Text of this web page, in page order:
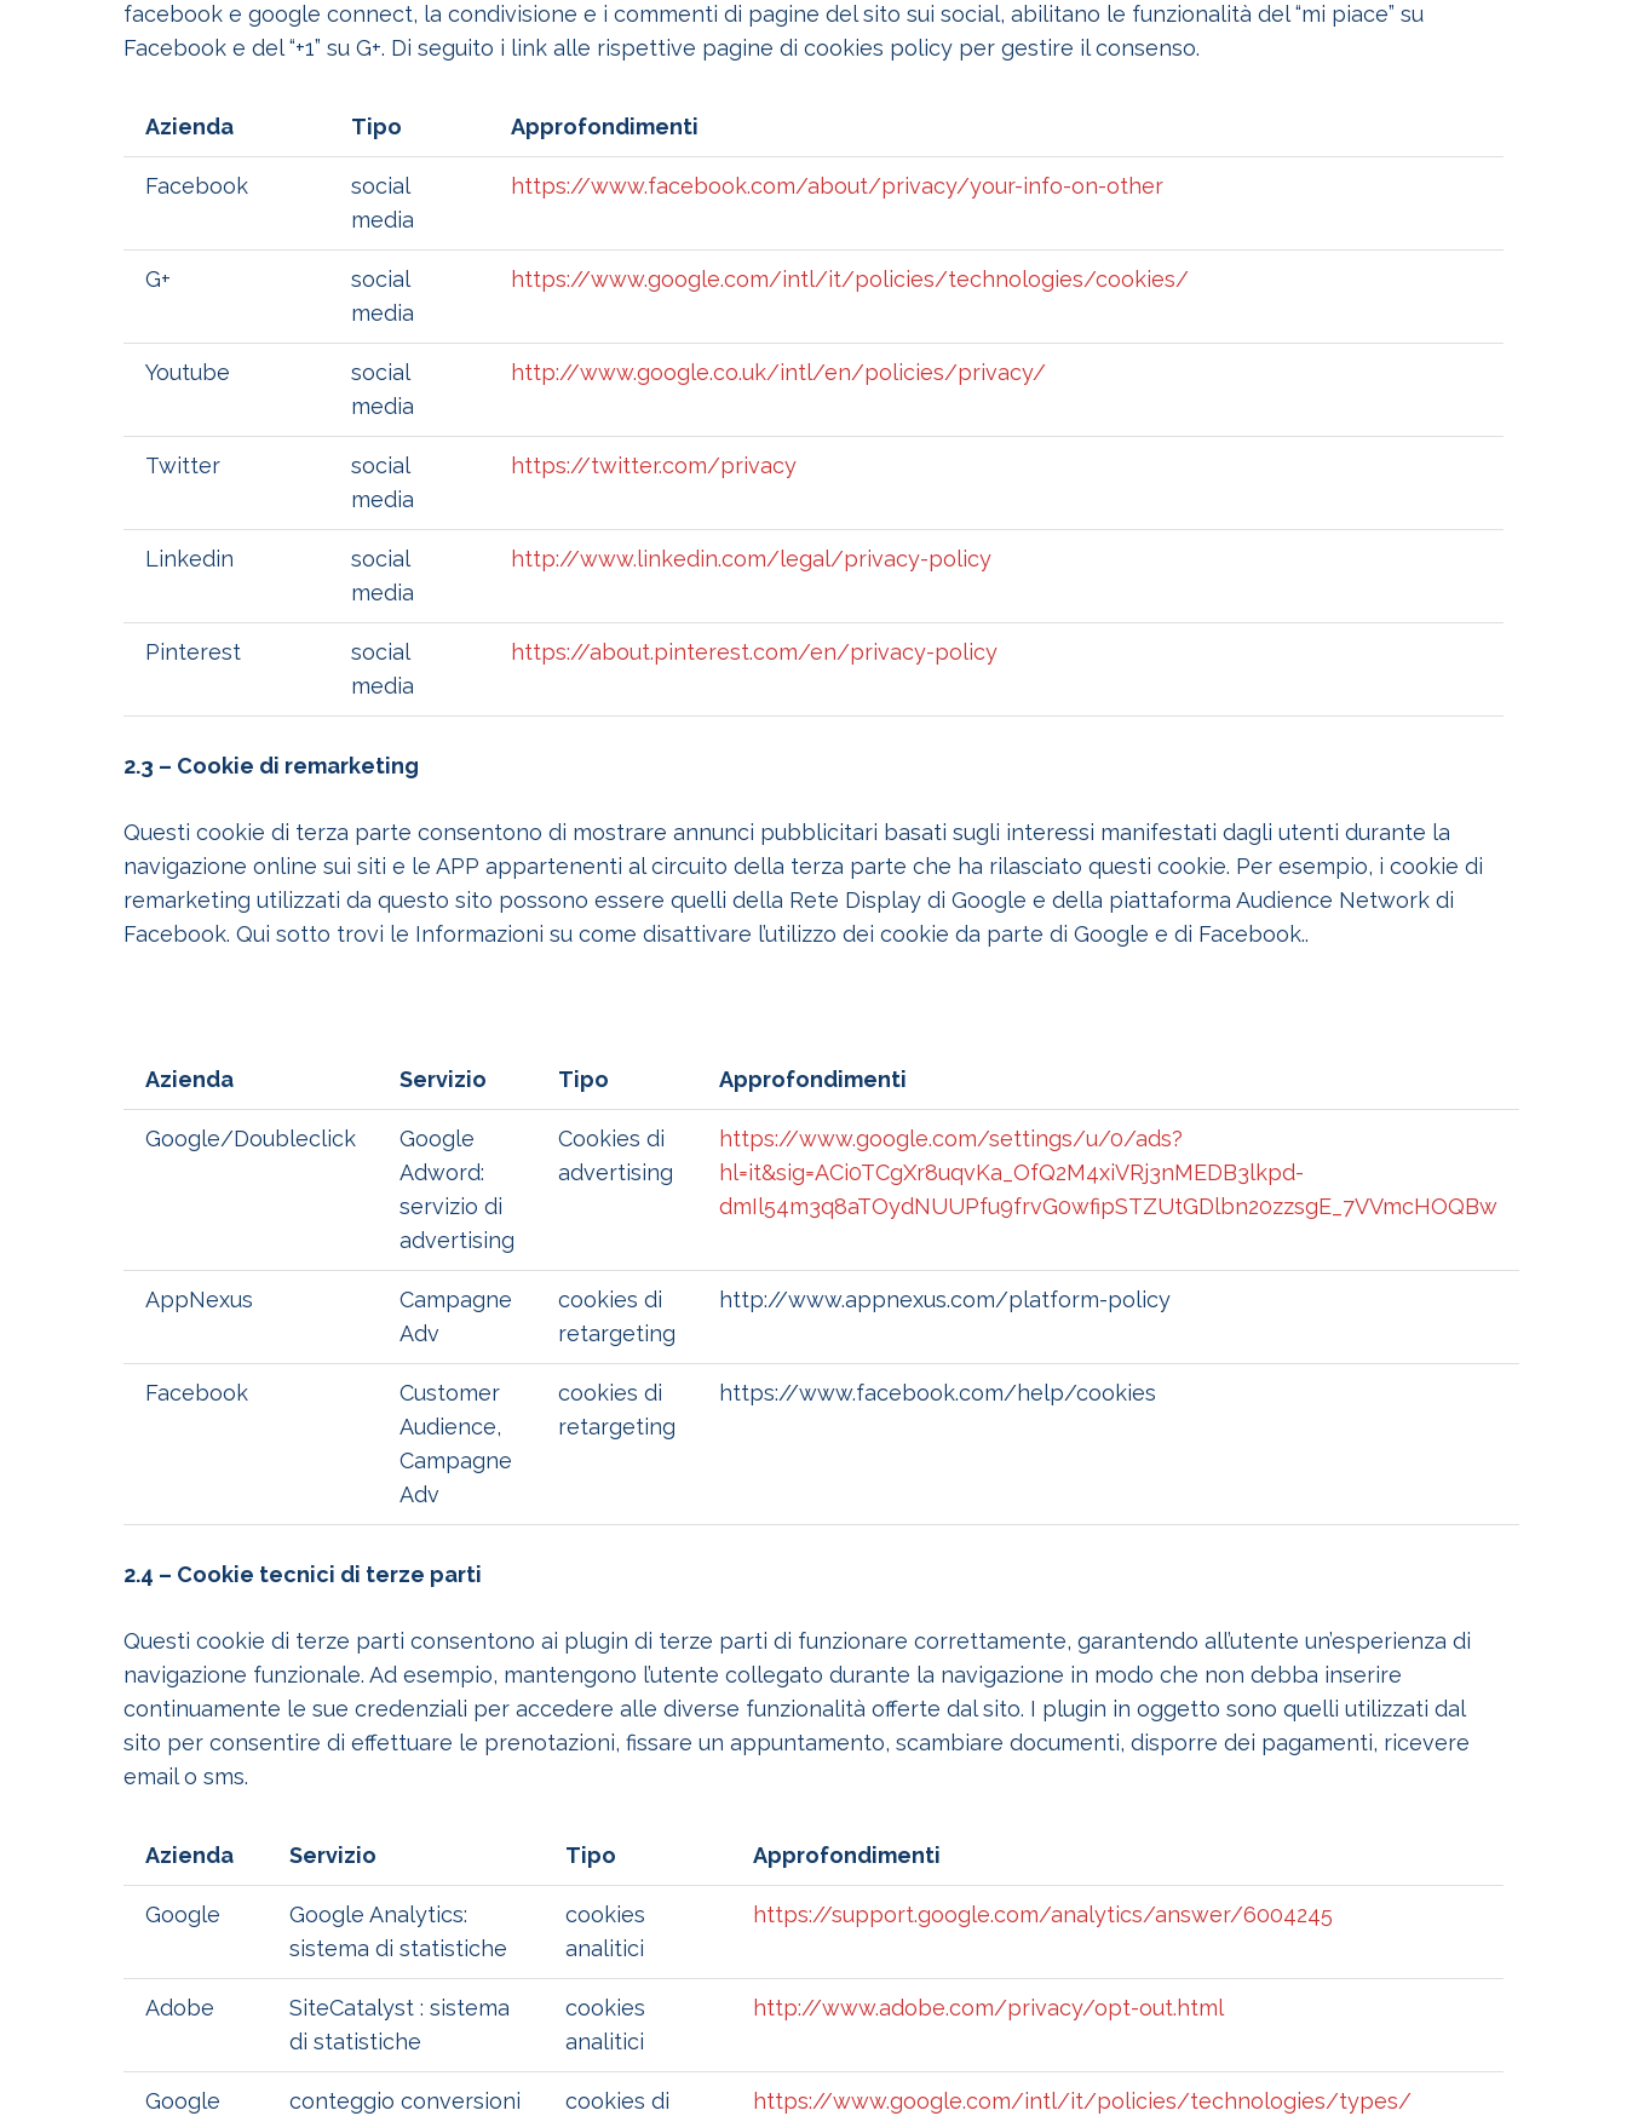
facebook e google connect, la condivisione e i commenti di pagine del sito sui social, abilitano le funzionalità del “mi piace” su
Facebook e del “+1” su G+. Di seguito i link alle rispettive pagine di cookies policy per gestire il consenso.
Azienda Tipo Approfondimenti
Facebook
social
media
https://www.facebook.com/about/privacy/your-info-on-other
G+
social
media
https://www.google.com/intl/it/policies/technologies/cookies/
Youtube
social
media
http://www.google.co.uk/intl/en/policies/privacy/
Twitter
social
media
https://twitter.com/privacy
Linkedin
social
media
http://www.linkedin.com/legal/privacy-policy
Pinterest
social
media
https://about.pinterest.com/en/privacy-policy
2.3 – Cookie di remarketing
Questi cookie di terza parte consentono di mostrare annunci pubblicitari basati sugli interessi manifestati dagli utenti durante la
navigazione online sui siti e le APP appartenenti al circuito della terza parte che ha rilasciato questi cookie. Per esempio, i cookie di
remarketing utilizzati da questo sito possono essere quelli della Rete Display di Google e della piattaforma Audience Network di
Facebook. Qui sotto trovi le Informazioni su come disattivare l’utilizzo dei cookie da parte di Google e di Facebook..
Azienda Servizio Tipo Approfondimenti
Google/Doubleclick
Google
Adword:
servizio di
advertising
Cookies di
advertising
https://www.google.com/settings/u/0/ads?
hl=it&sig=ACi0TCgXr8uqvKa_OfQ2M4xiVRj3nMEDB3lkpd-
dmIl54m3q8aTOydNUUPfu9frvG0wfipSTZUtGDlbn20zzsgE_7VVmcHOQBw
AppNexus
Campagne
Adv
cookies di
retargeting
http://www.appnexus.com/platform-policy
Facebook
Customer
Audience,
Campagne
Adv
cookies di
retargeting
https://www.facebook.com/help/cookies
2.4 – Cookie tecnici di terze parti
Questi cookie di terze parti consentono ai plugin di terze parti di funzionare correttamente, garantendo all’utente un’esperienza di
navigazione funzionale. Ad esempio, mantengono l’utente collegato durante la navigazione in modo che non debba inserire
continuamente le sue credenziali per accedere alle diverse funzionalità offerte dal sito. I plugin in oggetto sono quelli utilizzati dal
sito per consentire di effettuare le prenotazioni, fissare un appuntamento, scambiare documenti, disporre dei pagamenti, ricevere
email o sms.
Azienda Servizio Tipo Approfondimenti
Google
Google Analytics:
sistema di statistiche
cookies
analitici
https://support.google.com/analytics/answer/6004245
Adobe
SiteCatalyst : sistema
di statistiche
cookies
analitici
http://www.adobe.com/privacy/opt-out.html
Google conteggio conversioni cookies di https://www.google.com/intl/it/policies/technologies/types/